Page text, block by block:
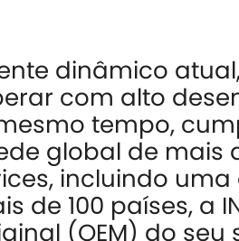
dinâmico
com alto
tempo,
global de mais
incluindo
de 100 países, a
(OEM) do seu